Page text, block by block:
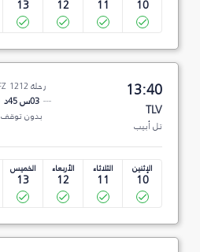
10
11
12
13
13:40
TLV
تل أبيب
رحلة FZ 1212
03س 45د
بدون توقف
الإثنين
10
الثلاثاء
11
الأربعاء
12
الخميس
13